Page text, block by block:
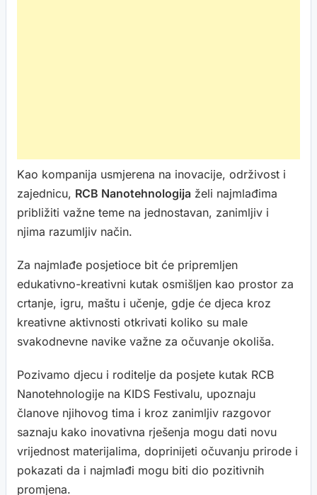
Kao kompanija usmjerena na inovacije, održivost i
zajednicu, RCB Nanotehnologija želi najmlađima
približiti važne teme na jednostavan, zanimljiv i
njima razumljiv način.
Za najmlađe posjetioce bit će pripremljen
edukativno-kreativni kutak osmišljen kao prostor za
crtanje, igru, maštu i učenje, gdje će djeca kroz
kreativne aktivnosti otkrivati koliko su male
svakodnevne navike važne za očuvanje okoliša.
Pozivamo djecu i roditelje da posjete kutak RCB
Nanotehnologije na KIDS Festivalu, upoznaju
članove njihovog tima i kroz zanimljiv razgovor
saznaju kako inovativna rješenja mogu dati novu
vrijednost materijalima, doprinijeti očuvanju prirode i
pokazati da i najmlađi mogu biti dio pozitivnih
promjena.